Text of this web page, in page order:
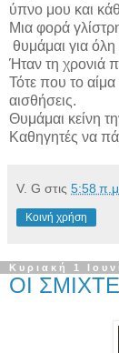
ύπνο μου και
Μια φορά
θυμάμαι για
Ήταν τη χρονιά
Τότε που το αίμα
αισθήσεις.
Θυμάμαι κείνη
Καθηγητές να
V. G στις 5:58 π.μ.
Κοινή χρήση
Κυριακή 1
ΟΙ